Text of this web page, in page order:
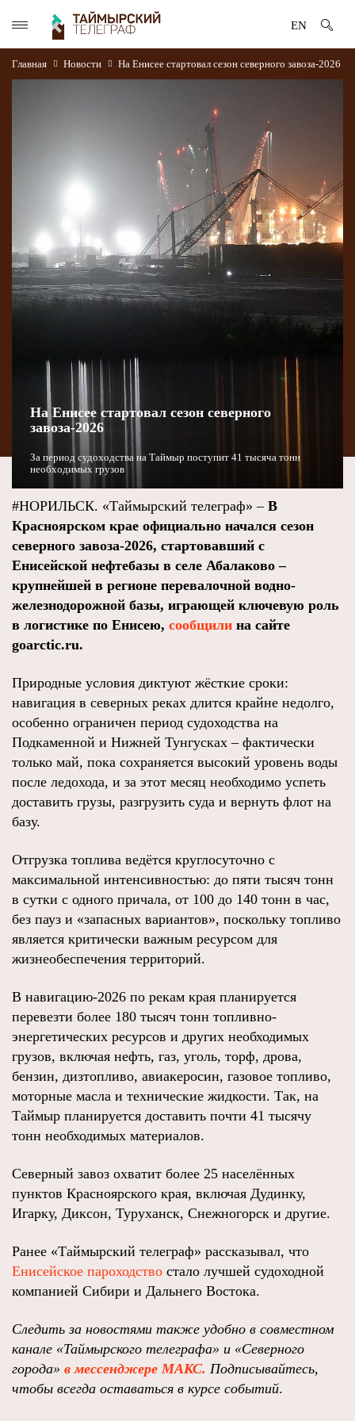
EN
Главная Новости На Енисее стартовал сезон северного завоза-2026
На Енисее стартовал сезон северного
завоза-2026
За период судоходства на Таймыр поступит 41 тысяча тонн
необходимых грузов
#НОРИЛЬСК. «Таймырский телеграф» – В
Красноярском крае официально начался сезон
северного завоза-2026, стартовавший с
Енисейской нефтебазы в селе Абалаково –
крупнейшей в регионе перевалочной водно-
железнодорожной базы, играющей ключевую роль
в логистике по Енисею, сообщили на сайте
goarctic.ru.
Природные условия диктуют жёсткие сроки:
навигация в северных реках длится крайне недолго,
особенно ограничен период судоходства на
Подкаменной и Нижней Тунгусках – фактически
только май, пока сохраняется высокий уровень воды
после ледохода, и за этот месяц необходимо успеть
доставить грузы, разгрузить суда и вернуть флот на
базу.
Отгрузка топлива ведётся круглосуточно с
максимальной интенсивностью: до пяти тысяч тонн
в сутки с одного причала, от 100 до 140 тонн в час,
без пауз и «запасных вариантов», поскольку топливо
является критически важным ресурсом для
жизнеобеспечения территорий.
В навигацию-2026 по рекам края планируется
перевезти более 180 тысяч тонн топливно-
энергетических ресурсов и других необходимых
грузов, включая нефть, газ, уголь, торф, дрова,
бензин, дизтопливо, авиакеросин, газовое топливо,
моторные масла и технические жидкости. Так, на
Таймыр планируется доставить почти 41 тысячу
тонн необходимых материалов.
Северный завоз охватит более 25 населённых
пунктов Красноярского края, включая Дудинку,
Игарку, Диксон, Туруханск, Снежногорск и другие.
Ранее «Таймырский телеграф» рассказывал, что
Енисейское пароходство стало лучшей судоходной
компанией Сибири и Дальнего Востока.
Следить за новостями также удобно в совместном
канале «Таймырского телеграфа» и «Северного
города» в мессенджере МАКС. Подписывайтесь,
чтобы всегда оставаться в курсе событий.